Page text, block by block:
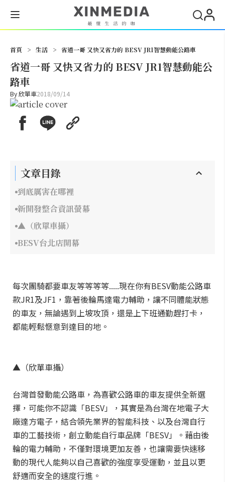
首頁 > 生活 > 省道一哥 又快又省力的 BESV JR1智慧動能公路車
省道一哥 又快又省力的 BESV JR1智慧動能公
路車
By欣單車2018/09/14
文章目錄
到底厲害在哪裡
新開發整合資訊螢幕
▲（欣單車攝）
BESV台北店開幕
每次團騎都要車友等等等等.....現在你有BESV動能公路車
款JR1及JF1，靠著後輪馬達電力輔助，讓不同體能狀態
的車友，無論遇到上坡攻頂，還是上下班通勤趕打卡，
都能輕鬆愜意到達目的地。
▲（欣單車攝）
台灣首發動能公路車，為喜歡公路車的車友提供全新選
擇，可能你不認識「BESV」，其實是為台灣在地電子大
廠達方電子，結合領先業界的智能科技、以及台灣自行
車的工藝技術，創立動能自行車品牌「BESV」。藉由後
輪的電力輔助，不僅對環境更加友善，也讓需要快速移
動的現代人能夠以自己喜歡的強度享受運動，並且以更
舒適而安全的速度行進。